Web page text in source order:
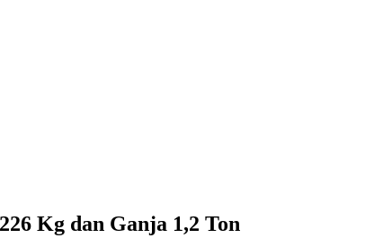
Kg dan Ganja 1,2 Ton